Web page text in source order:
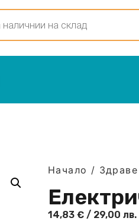
Начало /
14,83 € / 29,00 лв.